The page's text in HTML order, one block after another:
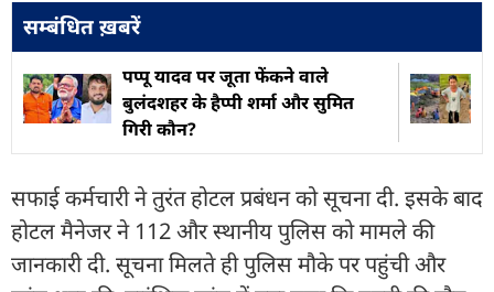
सम्बंधित ख़बरें
पप्पू यादव पर जूता फेंकने वाले
बुलंदशहर के हैप्पी शर्मा और सुमित
गिरी कौन?
सफाई कर्मचारी ने तुरंत होटल प्रबंधन को सूचना दी. इसके बाद
होटल मैनेजर ने 112 और स्थानीय पुलिस को मामले की
जानकारी दी. सूचना मिलते ही पुलिस मौके पर पहुंची और